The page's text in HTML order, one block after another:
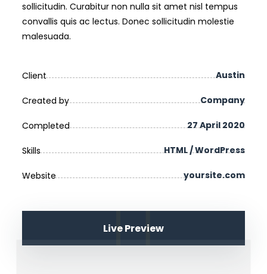
sollicitudin. Curabitur non nulla sit amet nisl tempus
convallis quis ac lectus. Donec sollicitudin molestie
malesuada.
Client Austin
Created by Company
Completed 27 April 2020
Skills HTML / WordPress
Website yoursite.com
Live Preview